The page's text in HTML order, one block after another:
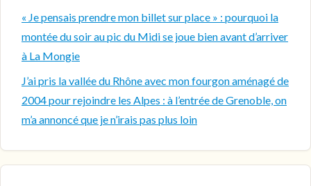
« Je pensais prendre mon billet sur place » : pourquoi la
montée du soir au pic du Midi se joue bien avant d’arriver
à La Mongie
J’ai pris la vallée du Rhône avec mon fourgon aménagé de
2004 pour rejoindre les Alpes : à l’entrée de Grenoble, on
m’a annoncé que je n’irais pas plus loin